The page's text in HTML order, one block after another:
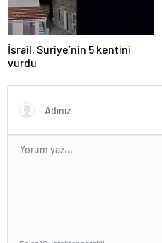
İsrail, Suriye’nin 5 kentini
vurdu